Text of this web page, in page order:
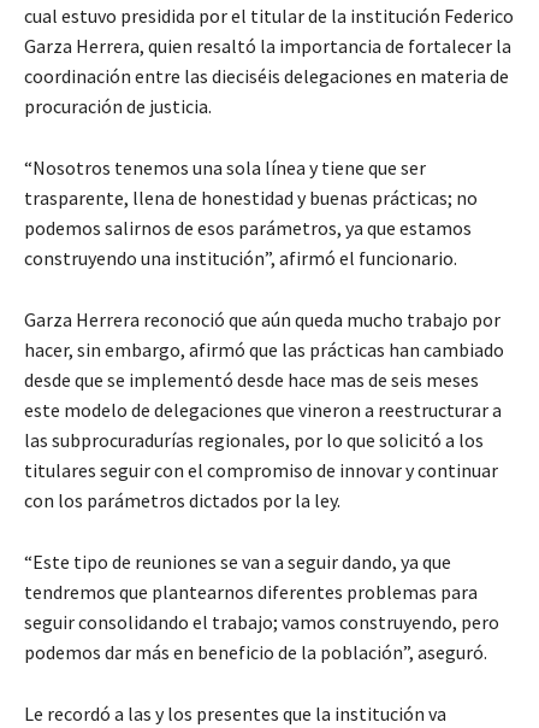
cual estuvo presidida por el titular de la institución Federico
Garza Herrera, quien resaltó la importancia de fortalecer la
coordinación entre las dieciséis delegaciones en materia de
procuración de justicia.
“Nosotros tenemos una sola línea y tiene que ser
trasparente, llena de honestidad y buenas prácticas; no
podemos salirnos de esos parámetros, ya que estamos
construyendo una institución”, afirmó el funcionario.
Garza Herrera reconoció que aún queda mucho trabajo por
hacer, sin embargo, afirmó que las prácticas han cambiado
desde que se implementó desde hace mas de seis meses
este modelo de delegaciones que vineron a reestructurar a
las subprocuradurías regionales, por lo que solicitó a los
titulares seguir con el compromiso de innovar y continuar
con los parámetros dictados por la ley.
“Este tipo de reuniones se van a seguir dando, ya que
tendremos que plantearnos diferentes problemas para
seguir consolidando el trabajo; vamos construyendo, pero
podemos dar más en beneficio de la población”, aseguró.
Le recordó a las y los presentes que la institución va